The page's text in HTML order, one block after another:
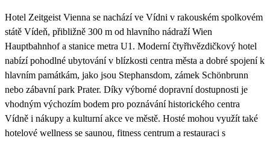
31
4 460
Hotel Zeitgeist Vienna se nachází ve Vídni v rakouském spolkovém
státě Vídeň, přibližně 300 m od hlavního nádraží Wien
Hauptbahnhof a stanice metra U1. Moderní čtyřhvězdičkový hotel
nabízí pohodlné ubytování v blízkosti centra města a dobré spojení k
hlavním památkám, jako jsou Stephansdom, zámek Schönbrunn
nebo zábavní park Prater. Díky výborné dopravní dostupnosti je
vhodným výchozím bodem pro poznávání historického centra
Vídně i nákupy a kulturní akce ve městě. Hosté mohou využít také
hotelové wellness se saunou, fitness centrum a restauraci s